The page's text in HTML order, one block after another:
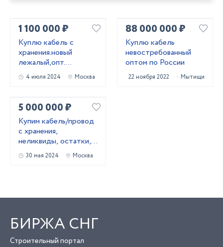
1 100 000 ₽
Kyплю кабель c
хранения.новый
лежалый,опт.
Неликвиды
4 июля 2024 Москва
88 000 000 ₽
Куплю кабель
невостребованный
оптом по России
22 ноября 2022 Мытищи
5 000 000 ₽
Купим кабель/провод
с хранения,
неликвиды, остатки,
новый.
30 мая 2024 Москва
БИРЖА СНГ
Строительный портал